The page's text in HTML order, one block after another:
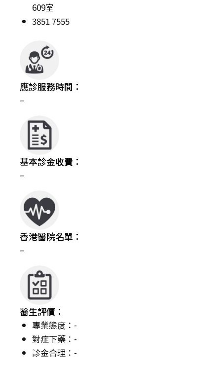
609室
3851 7555
應診服務時間：
–
基本診金收費：
–
香港醫院名單：
–
醫生評價：
專業態度：-
對症下藥：-
診金合理：-